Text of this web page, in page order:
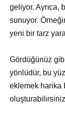
geliyor. Ayrıca,
sunuyor.
yeni bir tarz
Gördüğünüz
yönlüdür, bu
eklemek harika